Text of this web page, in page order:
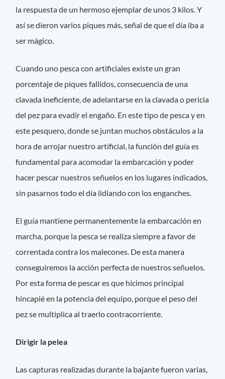
la respuesta de un hermoso ejemplar de unos 3 kilos. Y
así se dieron varios piques más, señal de que el día iba a
ser mágico.
Cuando uno pesca con artificiales existe un gran
porcentaje de piques fallidos, consecuencia de una
clavada ineficiente, de adelantarse en la clavada o pericia
del pez para evadir el engaño. En este tipo de pesca y en
este pesquero, donde se juntan muchos obstáculos a la
hora de arrojar nuestro artificial, la función del guía es
fundamental para acomodar la embarcación y poder
hacer pescar nuestros señuelos en los lugares indicados,
sin pasarnos todo el día lidiando con los enganches.
El guía mantiene permanentemente la embarcación en
marcha, porque la pesca se realiza siempre a favor de
correntada contra los malecones. De esta manera
conseguiremos la acción perfecta de nuestros señuelos.
Por esta forma de pescar es que hicimos principal
hincapié en la potencia del equipo, porque el peso del
pez se multiplica al traerlo contracorriente.
Dirigir la pelea
Las capturas realizadas durante la bajante fueron varias,